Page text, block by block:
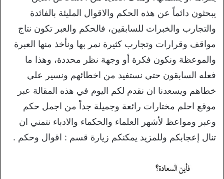
يبحثون دائماً عن هذه الحكم والاقوال المليئة بالفائدة
والتجارب والخبرات للسابقين، فالحكم والعبر تكون نتاج
مواقف وقرارات وتجارب كثيرة نمر بها ونأخذ منها العبرة
والموعظة ونكون فكرة أو وجهة نظر محددة، وهذا ما
فعله السابقون حتي نستفيد من اخطائهم ونسير علي
خطاهم ويسعدنا ان نقدم لكم اليوم في هذه المقالة عبر
موقع احلم مختارات رائعة وجميلة جداً من اجمل حكم
وعبر ومواعظ لأشهر العلماء والحكماء والادباء نتمني ان
تنال إعجابكم وللمزيد يمكنكم زيارة قسم : اقوال وحكم .